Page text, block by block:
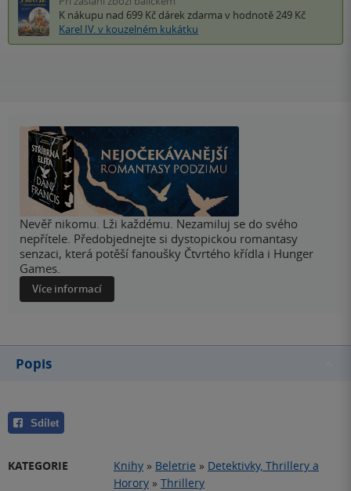
K nákupu nad 699 Kč dárek zdarma v hodnotě 249 Kč
Karel IV. v kouzelném kukátku
Nevěř nikomu. Lži každému. Nezamiluj se do svého
nepřítele. Předobjednejte si dystopickou romantasy
senzaci, která potěší fanoušky Čtvrtého křídla i Hunger
Games.
Více informací
Popis
Sdílet
KATEGORIE Knihy » Beletrie » Detektivky, Thrillery a
Horory » Thrillery